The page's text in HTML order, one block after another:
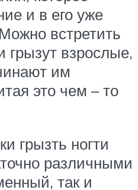
и в его уже
встретить
грызут взрослые,
им
это чем – то
грызть ногти
различными
так и